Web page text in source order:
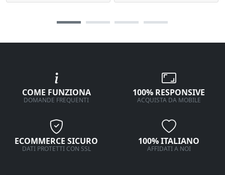
COME FUNZIONA
DOMANDE FREQUENTI
100% RESPONSIVE
ACQUISTA DA MOBILE
ECOMMERCE SICURO
DATI PROTETTI CON SSL
100% ITALIANO
AFFIDATI A NOI